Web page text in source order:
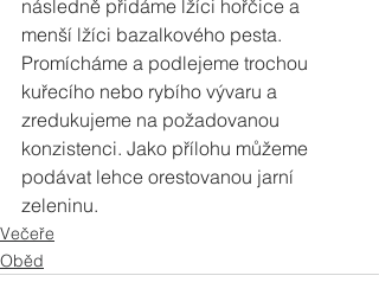
následně přidáme lžíci hořčice a
menší lžíci bazalkového pesta.
Promícháme a podlejeme trochou
kuřecího nebo rybího vývaru a
zredukujeme na požadovanou
konzistenci. Jako přílohu můžeme
podávat lehce orestovanou jarní
zeleninu.
Večeře
Oběd